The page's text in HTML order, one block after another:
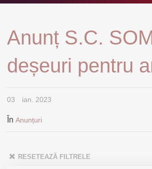
Anunț S.C.
deșeuri pentru
03 ian. 2023
În Anunțuri
RESETEAZĂ FILTRELE